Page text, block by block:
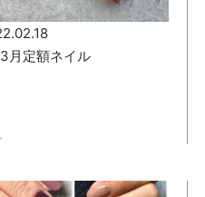
月定額ネイル